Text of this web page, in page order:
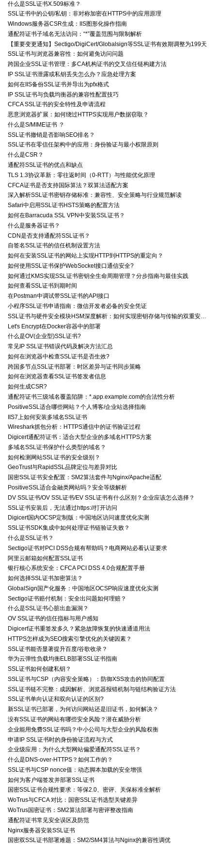
什么是SSL证书X.509标准？
SSL证书中的公钥/私钥：非对称加密在HTTPS中的应用原理
Windows服务器CSR生成：IIS图形化操作指南
通配符证书子域名无法访问：“*”覆盖范围与限制解析
【重要变更通知】Sectigo/DigiCert/Globalsign等SSL证书有效期调整为199天
SSL证书与浏览器兼容性：如何避免访问问题
跨国企业SSL证书管理：多CA机构证书的交叉信任链构建方法
IP SSL证书泄露或私钥丢失怎么办？应急处理方案
如何在IIS备份SSL证书并导出为pfx格式
IP SSL证书与负载均衡器的兼容性配置技巧
CFCA SSL证书的安全特性及申请流程
恶意浏览器扩展：如何绕过HTTPS实现用户数据窃取？
什么是S/MIME证书 ？
SSL证书撤销是否影响SEO排名？
SSL证书在零信任架构中的应用：身份验证与最小权限原则
什么是CSR？
通配符SSL证书的优点和缺点
TLS 1.3协议革新：零往返时间（0-RTT）与性能优化原理
CFCA证书是否支持国际算法？双算法适配方案
深入解析SSL证书密钥存储标准：兼容性、安全策略与行业规范解读
Safari中启用SSL证书HSTS策略的配置方法
如何在Barracuda SSL VPN中安装SSL证书？
什么是服务器证书？
CDN是否支持通配符SSL证书？
自签名SSL证书的信任机制设置方法
如何在安装SSL证书的网站上实现HTTP到HTTPS的重定向？
如何使用SSL证书保护WebSocket接口通信安全?
如何通过KMS实现SSL证书密钥全生命周期管理？分步指南与最佳实践
如何查看SSL证书到期时间
在Postman中调试带SSL证书的API接口
小程序SSL证书申请指南：微信开发者必备的安全凭证
Let's Encrypt在Docker容器中的部署
什么是OV(企业型)SSL证书?
常见IP SSL证书错误代码及解决方法汇总
如何在浏览器中检查SSL证书是否生效?
跨国多节点SSL证书部署：时区差异与证书同步策略
如何在浏览器查看SSL证书签发者信息
如何生成CSR?
通配符证书三级域名覆盖陷阱：*.app.example.com的合法性分析
PositiveSSL适合哪些网站？个人博客/企业站选择指南
IIS7上如何安装多域名SSL证书
Wireshark抓包分析：HTTPS通信中的证书验证过程
Digicert通配符证书：适合大型企业的多域名HTTPS方案
多域名SSL证书保护什么类型的域名？
如何检测网站SSL证书的安全级别？
GeoTrust与RapidSSL品牌定位与差异对比
国密SSL证书安全配置：SM2算法套件与Nginx/Apache适配
PositiveSSL适合金融类网站吗？安全等级解析
DV SSL证书/OV SSL证书/EV SSL证书有什么区别？企业应该怎么选择？
SSL证书安装后，无法通过https://打开访问
Digicert国内OCSP定制版：中国地区访问速度优化实测
SSL证书SDK集成中如何处理证书链验证失败？
什么是SSL证书？
Sectigo证书对PCI DSS合规有帮助吗？电商网站必看认证要求
阿里云邮箱如何配置SSL证书
银行核心系统安全：CFCA PCI DSS 4.0合规配置手册
如何选择SSL证书加密算法？
GlobalSign国产化服务：中国地区OCSP响应速度优化实测
Sectigo证书赔付机制：安全出问题如何理赔？
什么是SSL证书心脏出血漏洞？
OV SSL证书的信任指标与用户感知
Digicert证书重签发多久？紧急故障恢复的快速通道用法
HTTPS怎样成为SEO搜索引擎优化的关键因素？
SSL证书能否显著提升百度/谷歌收录？
华为云弹性负载均衡ELB部署SSL证书指南
SSL证书如何创建私钥？
SSL证书与CSP（内容安全策略）：防御XSS攻击的协同配置
SSL证书链不完整：成因解析、浏览器报错机制与链结构验证方法
SSL证书单向认证和双向认证的区别?
新SSL证书已部署，为何访问网站还是旧证书，如何解决？
没有SSL证书的网站有哪些安全风险？潜在威胁分析
企业能用免费SSL证书吗？中小公司与大型企业的风险权衡
申请IP SSL证书时的身份验证流程与方式
企业级应用：为什么大型网站偏爱通配符SSL证书？
什么是DNS-over-HTTPS？如何工作的？
SSL证书与CSP nonce值：动态脚本加载的安全增强
如何为客户端签发并部署SSL证书
国密SSL证书合规性要求：等保2.0、密评、关保标准全解析
WoTrus与CFCA 对比：国密SSL证书选型关键差异
WoTrus国密证书：SM2算法部署与密评整改指南
通配符证书常见安全误区及防范
Nginx服务器安装SSL证书
国密双SSL证书部署难题：SM2/SM4算法与Nginx的兼容性调优